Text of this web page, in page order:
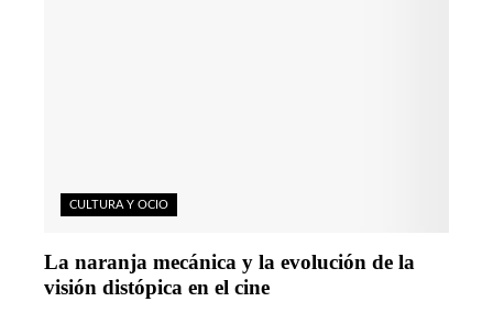
CULTURA Y OCIO
La naranja mecánica y la evolución de la
visión distópica en el cine